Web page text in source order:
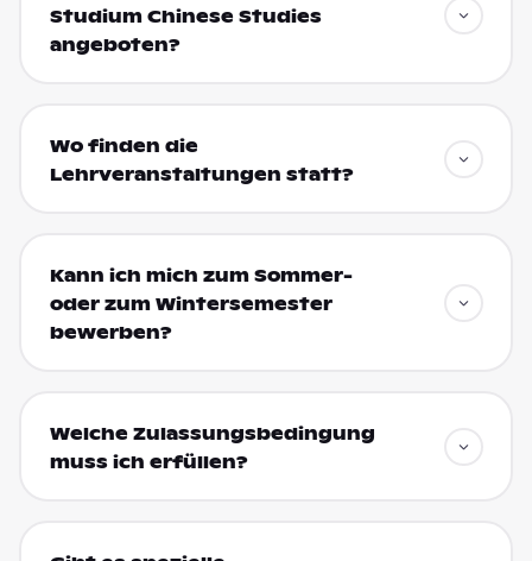
Studium Chinese Studies
angeboten?
Wo finden die
Lehrveranstaltungen statt?
Kann ich mich zum Sommer-
oder zum Wintersemester
bewerben?
Welche Zulassungsbedingung
muss ich erfüllen?